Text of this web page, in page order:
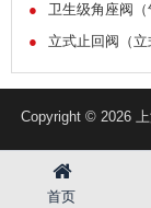
●
卫生级角座阀（
●
立式止回阀（立
Copyright © 2026
首页